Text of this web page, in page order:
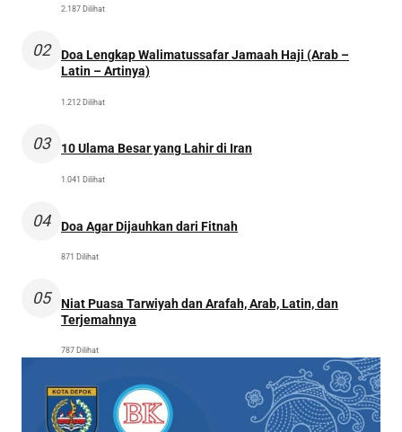
2.187 Dilihat
02
Doa Lengkap Walimatussafar Jamaah Haji (Arab –
Latin – Artinya)
1.212 Dilihat
03 10 Ulama Besar yang Lahir di Iran
1.041 Dilihat
04 Doa Agar Dijauhkan dari Fitnah
871 Dilihat
05
Niat Puasa Tarwiyah dan Arafah, Arab, Latin, dan
Terjemahnya
787 Dilihat